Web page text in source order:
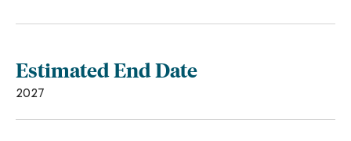
Estimated End Date
2027